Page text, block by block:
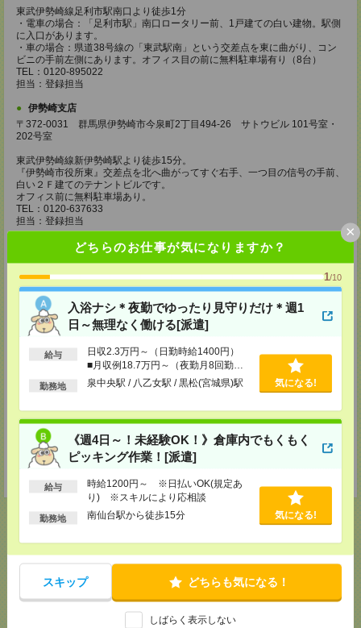
どちらのお仕事が気になりますか？
1/10
入浴ナシ＊夜勤でゆったり見守りだけ＊週1
日～無理なく働ける[派遣]
給与
日収2.3万円～（日勤時給1400円）
■月収例18.7万円～（夜勤月8回勤務
の場合）
勤務地 泉中央駅 / 八乙女駅 / 黒松(宮城県)駅 気になる!
《週4日～！未経験OK！》倉庫内でもくもく
ピッキング作業！[派遣]
給与
時給1200円～ ※日払いOK(規定あ
り) ※スキルにより応相談
勤務地 南仙台駅から徒歩15分 気になる!
スキップ どちらも気になる！
しばらく表示しない
×
東武伊勢崎線足利市駅南口より徒歩1分
・電車の場合：「足利市駅」南口ロータリー前、1戸建ての白い建物。駅側
に入口があります。
・車の場合：県道38号線の「東武駅南」という交差点を東に曲がり、コン
ビニの手前左側にあります。オフィス目の前に無料駐車場有り（8台）
TEL：0120-895022
担当：登録担当
伊勢崎支店
〒372-0031 群馬県伊勢崎市今泉町2丁目494-26 サトウビル 101号室・
202号室
東武伊勢崎線新伊勢崎駅より徒歩15分。
『伊勢崎市役所東』交差点を北へ曲がってすぐ右手、一つ目の信号の手前、
白い２Ｆ建てのテナントビルです。
オフィス前に無料駐車場あり。
TEL：0120-637633
担当：登録担当
〒360-0042 埼玉県熊谷市本町2-107 松本ビル1F
熊谷駅北口より徒歩10分。2階建ての、茶と白のツートンカラーのビルで
す。（駐車場あり）
TEL：0120-243772
担当：登録担当
〒330-0854 埼玉県さいたま市大宮区桜木町1-9-1 三谷ビル3F（許可事業
TEL：050-1745-5645
所沢支店
〒359-0037 埼玉県所沢市くすのき台3-1-2 中村ビル4F（許可事業所名
称 所沢事業所）
TEL：050-1745-5895
応募ページへ
気になる！